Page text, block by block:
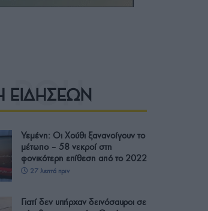
ΕΙΔΗΣΕΩΝ
Υεμένη: Οι Χούθι ξανανοίγουν το
μέτωπο – 58 νεκροί στη
φονικότερη επίθεση από το 2022
27 λεπτά πριν
Γιατί δεν υπήρχαν δεινόσαυροι σε